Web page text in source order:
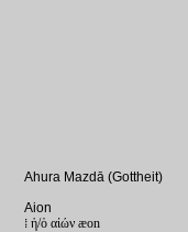
Ahura Mazdā (Gottheit)
Aion
⁞ ἡ/ὁ αἰών æon